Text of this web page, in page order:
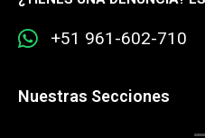
+51 961-602-710
Nuestras Secciones